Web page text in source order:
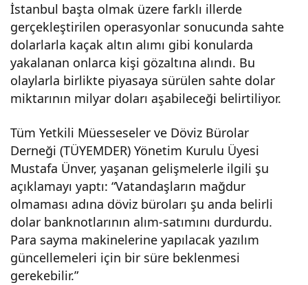
İstanbul başta olmak üzere farklı illerde
gerçekleştirilen operasyonlar sonucunda sahte
dolarlarla kaçak altın alımı gibi konularda
yakalanan onlarca kişi gözaltına alındı. Bu
olaylarla birlikte piyasaya sürülen sahte dolar
miktarının milyar doları aşabileceği belirtiliyor.
Tüm Yetkili Müesseseler ve Döviz Bürolar
Derneği (TÜYEMDER) Yönetim Kurulu Üyesi
Mustafa Ünver, yaşanan gelişmelerle ilgili şu
açıklamayı yaptı: “Vatandaşların mağdur
olmaması adına döviz büroları şu anda belirli
dolar banknotlarının alım-satımını durdurdu.
Para sayma makinelerine yapılacak yazılım
güncellemeleri için bir süre beklenmesi
gerekebilir.”